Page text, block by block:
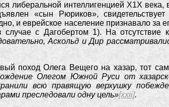
интеллигенцией Х1Х века,
«сын Рюриков»,
и еврейское население признавало за
с Дагобертом 1). На отсутствие
Аскольд и Дир
поход Олега Вещего на хазар, тот
Олегом Южной Руси от
всю правящую верхушку
преследовали одну цель»[xxii].